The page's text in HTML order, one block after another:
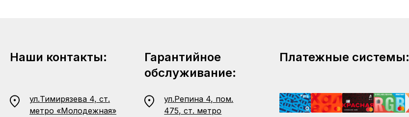
Наши контакты:
ул.Тимирязева 4, ст.
метро «Молодежная»
Гарантийное
обслуживание:
ул.Репина 4, пом.
475, ст. метро
Платежные системы: